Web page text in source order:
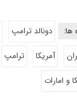
ها: دونالد ترامپ
آمریکا ترامپ
و امارات